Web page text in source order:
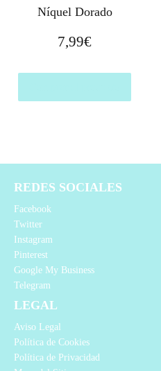
Níquel Dorado
7,99€
REDES SOCIALES
Facebook
Twitter
Instagram
Pinterest
Google My Business
Telegram
LEGAL
Aviso Legal
Política de Cookies
Política de Privacidad